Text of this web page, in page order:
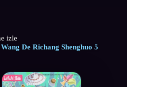
izle
De Richang Shenghuo 5